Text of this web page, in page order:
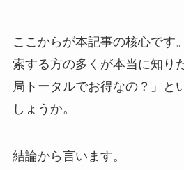
ここからが本記事の核心です
索する方の多くが本当に知り
局トータルでお得なの？」と
しょうか。
結論から言います。